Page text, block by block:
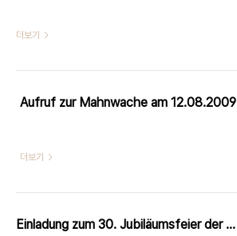
Pazifikkrieges hören und darüber disk..
더보기
Aufruf zur Mahnwache am 12.08.2009
더보기
Einladung zum 30. Jubiläumsfeier der Koreanischen Frauengruppe in Deutschland